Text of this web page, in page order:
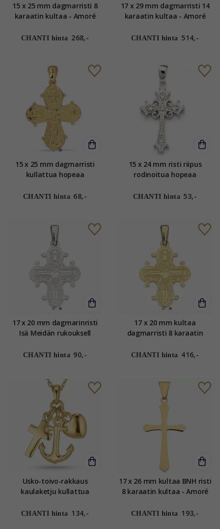
15 x 25 mm dagmarristi 8
karaatin kultaa - Amoré
CHANTI hinta 268,-
17 x 29 mm dagmarristi 14
karaatin kultaa - Amoré
CHANTI hinta 514,-
15 x 25 mm dagmarristi
kullattua hopeaa
CHANTI hinta 68,-
15 x 24 mm risti riipus
rodinoitua hopeaa
CHANTI hinta 53,-
17 x 20 mm dagmarinristi
Isä Meidän rukouksell
CHANTI hinta 90,-
17 x 20 mm kultaa
dagmarristi 8 karaatin
CHANTI hinta 416,-
Usko-toivo-rakkaus
kaulaketju kullattua
hopeaa
CHANTI hinta 134,-
17 x 26 mm kultaa BNH risti
8 karaatin kultaa - Amoré
CHANTI hinta 193,-